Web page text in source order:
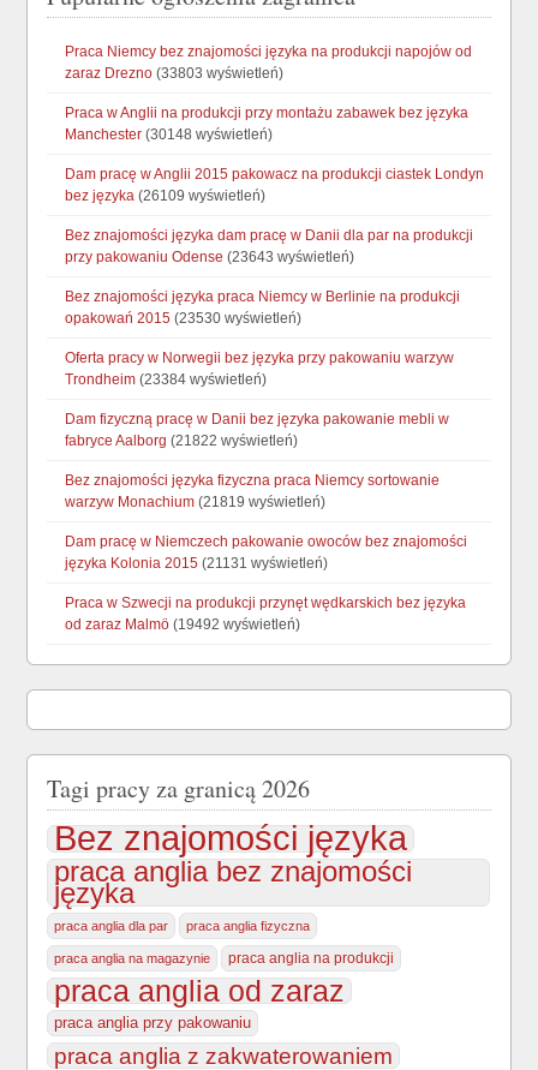
Praca Niemcy bez znajomości języka na produkcji napojów od
zaraz Drezno (33803 wyświetleń)
Praca w Anglii na produkcji przy montażu zabawek bez języka
Manchester (30148 wyświetleń)
Dam pracę w Anglii 2015 pakowacz na produkcji ciastek Londyn
bez języka (26109 wyświetleń)
Bez znajomości języka dam pracę w Danii dla par na produkcji
przy pakowaniu Odense (23643 wyświetleń)
Bez znajomości języka praca Niemcy w Berlinie na produkcji
opakowań 2015 (23530 wyświetleń)
Oferta pracy w Norwegii bez języka przy pakowaniu warzyw
Trondheim (23384 wyświetleń)
Dam fizyczną pracę w Danii bez języka pakowanie mebli w
fabryce Aalborg (21822 wyświetleń)
Bez znajomości języka fizyczna praca Niemcy sortowanie
warzyw Monachium (21819 wyświetleń)
Dam pracę w Niemczech pakowanie owoców bez znajomości
języka Kolonia 2015 (21131 wyświetleń)
Praca w Szwecji na produkcji przynęt wędkarskich bez języka
od zaraz Malmö (19492 wyświetleń)
Tagi pracy za granicą 2026
Bez znajomości języka
praca anglia bez znajomości
języka
praca anglia dla par praca anglia fizyczna
praca anglia na magazynie praca anglia na produkcji
praca anglia od zaraz
praca anglia przy pakowaniu
praca anglia z zakwaterowaniem